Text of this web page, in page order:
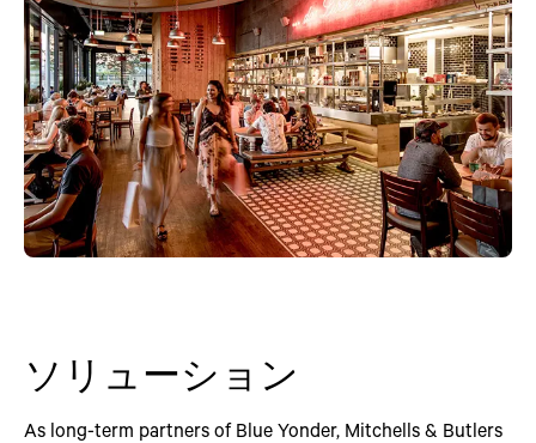
ソリューション
As long-term partners of Blue Yonder, Mitchells & Butlers